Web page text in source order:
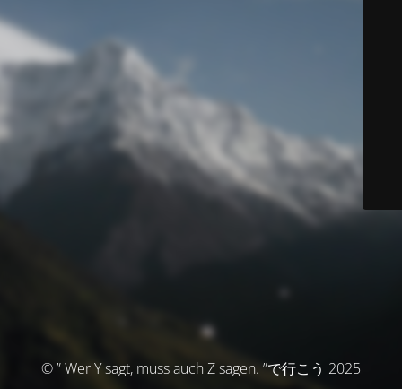
© ” Wer Y sagt, muss auch Z sagen. ”で行こう 2025